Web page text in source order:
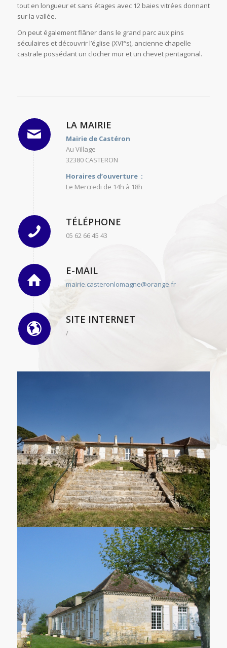
tout en longueur et sans étages avec 12 baies vitrées donnant
sur la vallée.
On peut également flâner dans le grand parc aux pins
séculaires et découvrir l’église (XVI°s), ancienne chapelle
castrale possédant un clocher mur et un chevet pentagonal.
LA MAIRIE
Mairie de Castéron
Au Village
32380 CASTERON
Horaires d’ouverture :
Le Mercredi de 14h à 18h
TÉLÉPHONE
05 62 66 45 43
E-MAIL
mairie.casteronlomagne@orange.fr
SITE INTERNET
/